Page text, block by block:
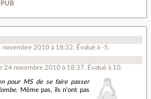
novembre 2010 à 18:32. Évalué à -5.
24 novembre 2010 à 18:37. Évalué à 10.
pour MS de se faire passer
Même pas, ils n'ont pas